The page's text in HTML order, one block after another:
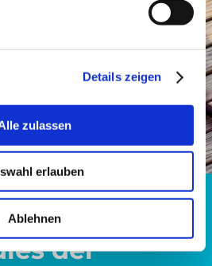
Details zeigen
zulassen
erlauben
Ablehnen
der